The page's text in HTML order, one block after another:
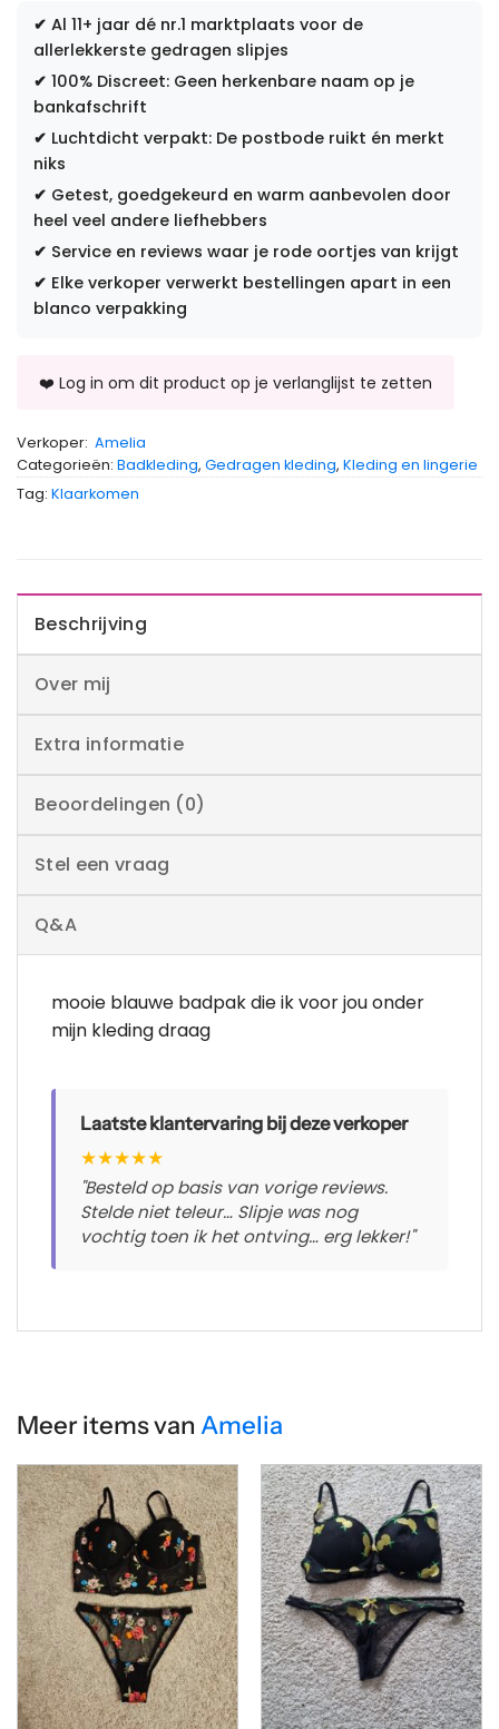
✔ Al 11+ jaar dé nr.1 marktplaats voor de
allerlekkerste gedragen slipjes
✔ 100% Discreet: Geen herkenbare naam op je
bankafschrift
✔ Luchtdicht verpakt: De postbode ruikt én merkt
niks
✔ Getest, goedgekeurd en warm aanbevolen door
heel veel andere liefhebbers
✔ Service en reviews waar je rode oortjes van krijgt
✔ Elke verkoper verwerkt bestellingen apart in een
blanco verpakking
Verkoper: Amelia
Categorieën: Badkleding, Gedragen kleding, Kleding en lingerie
Tag: Klaarkomen
Beschrijving
Over mij
Extra informatie
Beoordelingen (0)
Stel een vraag
Q&A
mooie blauwe badpak die ik voor jou onder
mijn kleding draag
Laatste klantervaring bij deze verkoper
★★★★★
"Besteld op basis van vorige reviews.
Stelde niet teleur… Slipje was nog
vochtig toen ik het ontving… erg lekker!"
Meer items van Amelia